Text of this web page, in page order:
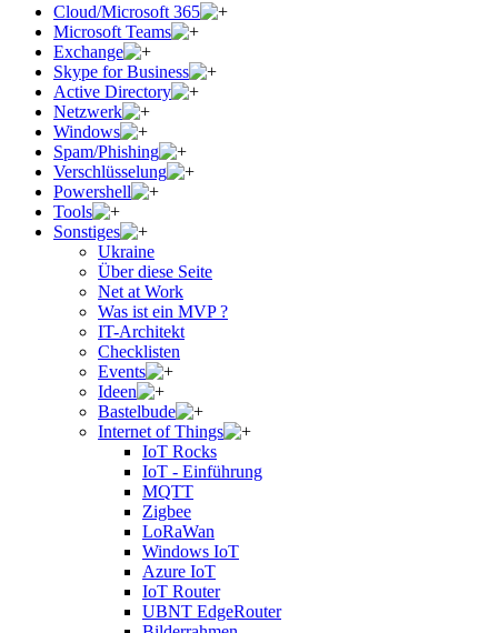
Cloud/Microsoft 365
Microsoft Teams
Exchange
Skype for Business
Active Directory
Netzwerk
Windows
Spam/Phishing
Verschlüsselung
Powershell
Tools
Sonstiges
Ukraine
Über diese Seite
Net at Work
Was ist ein MVP ?
IT-Architekt
Checklisten
Events
Ideen
Bastelbude
Internet of Things
IoT Rocks
IoT - Einführung
MQTT
Zigbee
LoRaWan
Windows IoT
Azure IoT
IoT Router
UBNT EdgeRouter